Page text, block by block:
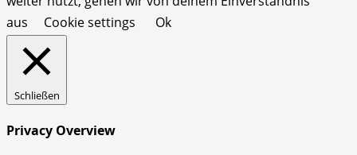
aus
Cookie settings Ok
Schließen
Privacy Overview